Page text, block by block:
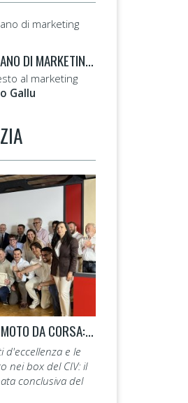
I 5 STEP PER UN PIANO DI MARKETING BEN STRUTTURATO
al marketing
Gallu
INGEGNERIA DELLA MOTO DA CORSA: LA 14ª EDIZIONE TAGLIA IL TRAGUARDO.
d'eccellenza e le
nei box del CIV: il
conclusiva del